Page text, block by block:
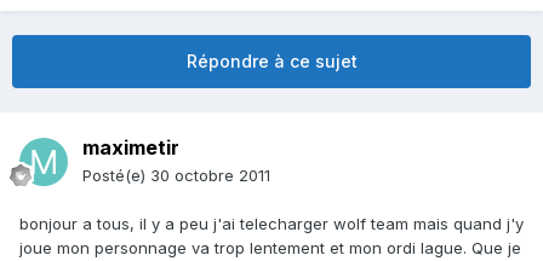
Répondre à ce sujet
maximetir
Posté(e) 30 octobre 2011
bonjour a tous, il y a peu j'ai telecharger wolf team mais quand j'y
joue mon personnage va trop lentement et mon ordi lague. Que je